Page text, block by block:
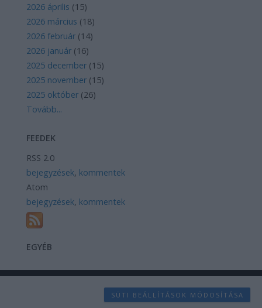
2026 április (15)
2026 március (18)
2026 február (14)
2026 január (16)
2025 december (15)
2025 november (15)
2025 október (26)
Tovább...
FEEDEK
RSS 2.0
bejegyzések, kommentek
Atom
bejegyzések, kommentek
EGYÉB
SÜTI BEÁLLÍTÁSOK MÓDOSÍTÁSA